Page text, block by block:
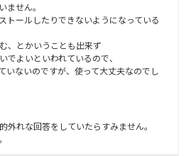
ません。
トールしたりできないようになっている
、とかいうことも出来ず
でよいといわれているので、
いないのですが、使って大丈夫なのでし
外れな回答をしていたらすみません。